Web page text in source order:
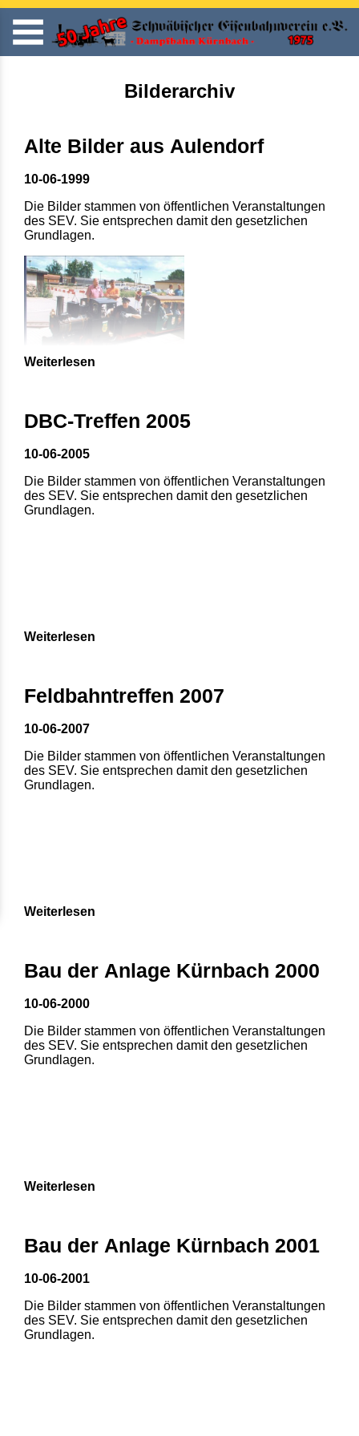
Bilderarchiv
Alte Bilder aus Aulendorf
10-06-1999
Die Bilder stammen von öffentlichen Veranstaltungen
des SEV. Sie entsprechen damit den gesetzlichen
Grundlagen.
Weiterlesen
DBC-Treffen 2005
10-06-2005
Die Bilder stammen von öffentlichen Veranstaltungen
des SEV. Sie entsprechen damit den gesetzlichen
Grundlagen.
Weiterlesen
Feldbahntreffen 2007
10-06-2007
Die Bilder stammen von öffentlichen Veranstaltungen
des SEV. Sie entsprechen damit den gesetzlichen
Grundlagen.
Weiterlesen
Bau der Anlage Kürnbach 2000
10-06-2000
Die Bilder stammen von öffentlichen Veranstaltungen
des SEV. Sie entsprechen damit den gesetzlichen
Grundlagen.
Weiterlesen
Bau der Anlage Kürnbach 2001
10-06-2001
Die Bilder stammen von öffentlichen Veranstaltungen
des SEV. Sie entsprechen damit den gesetzlichen
Grundlagen.